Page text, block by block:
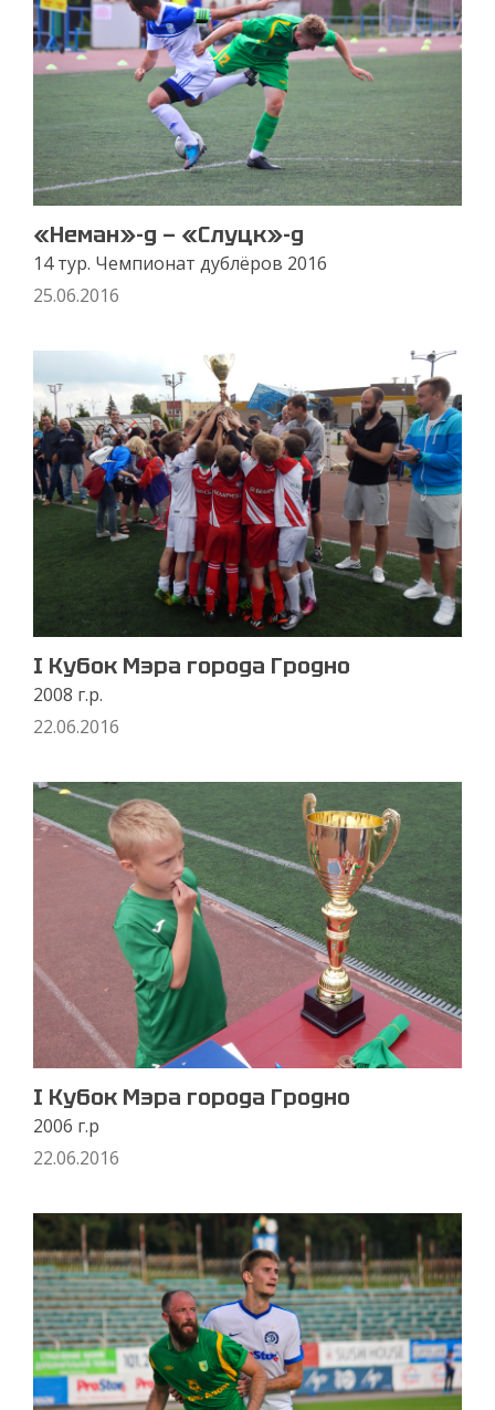
«Неман»-д — «Слуцк»-д
14 тур. Чемпионат дублёров 2016
25.06.2016
I Кубок Мэра города Гродно
2008 г.р.
22.06.2016
I Кубок Мэра города Гродно
2006 г.р
22.06.2016